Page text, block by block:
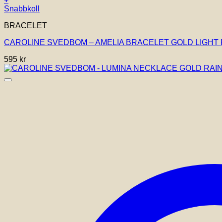
Snabbkoll
BRACELET
CAROLINE SVEDBOM – AMELIA BRACELET GOLD LIGHT
595 kr